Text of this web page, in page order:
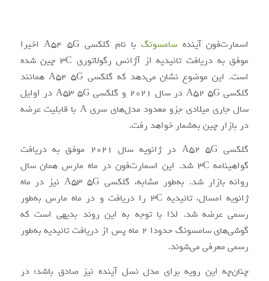
اسمارت‌فون آینده سامسونگ
با نام گلکسی A54 5G اخیرا
موفق به دریافت تائیدیه از آژانس رگولاتوری 3C چین شده
است. این موضوع نشان می‌دهد که گلکسی A54 5G همانند
گلکسی A52 5G در سال 2021 و گلکسی A53 5G در اوایل
سال جاری میلادی جزو معدود مدل‌های سری A با قابلیت عرضه
در بازار چین به‌شمار خواهد رفت.
گلکسی A52 5G در ژانویه سال 2021 موفق به دریافت
گواهینامه 3C شد. این اسمارت‌فون در ماه مارس همان سال
روانه بازار شد. به‌طور مشابه، گلکسی A53 5G نیز در ماه
ژانویه امسال، تائیدیه 3C را دریافت و در ماه مارس به‌طور
رسمی عرضه شد. لذا با توجه به این روند بدیهی است که
گوشی‌های سامسونگ حدودا 2 ماه پس از دریافت تائیدیه به‌طور
رسمی معرفی می‌شوند.
چنان‌چه این رویه برای مدل نسل آینده نیز صادق باشد؛ در